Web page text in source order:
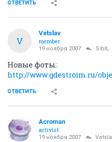
ОТВЕТИТЬ
V
Vetslav
member
19 ноября 2007 SibIL
Новые фоты:
http://www.gdestroim.ru/
ОТВЕТИТЬ
Acroman
activist
19 ноября 2007